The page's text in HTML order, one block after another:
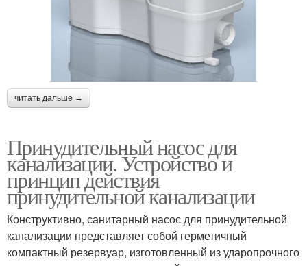
читать дальше →
Принудительный насос для
канализации. Устройство и
принцип действия
принудительной канализации
Конструктивно, санитарный насос для принудительной
канализации представляет собой герметичный
компактный резервуар, изготовленный из ударопрочного